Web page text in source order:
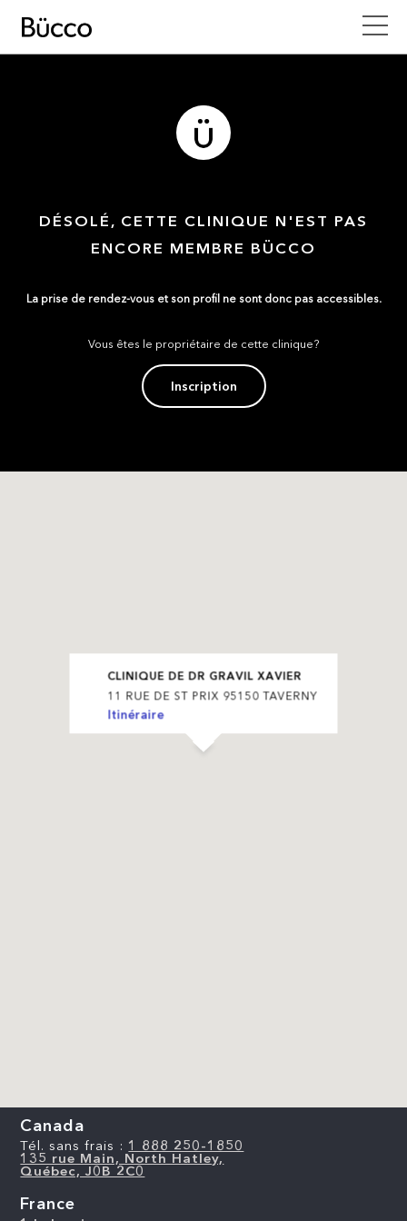
DÉSOLÉ, CETTE CLINIQUE N'EST PAS
ENCORE MEMBRE BÜCCO
La prise de rendez-vous et son profil ne sont donc pas accessibles.
Vous êtes le propriétaire de cette clinique?
Inscription
CLINIQUE DE DR GRAVIL XAVIER
11 RUE DE ST PRIX 95150 TAVERNY
Itinéraire
Canada
Tél. sans frais : 1 888 250-1850
135 rue Main, North Hatley,
Québec, J0B 2C0
France